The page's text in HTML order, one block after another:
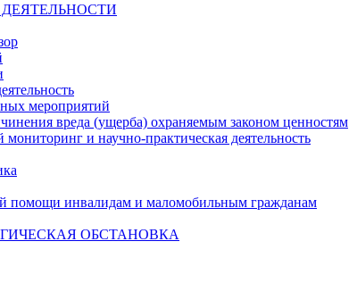
мероприятий
вреда (ущерба) охраняемым законом ценностям
и научно-практическая деятельность
помощи инвалидам и маломобильным гражданам
ОБСТАНОВКА